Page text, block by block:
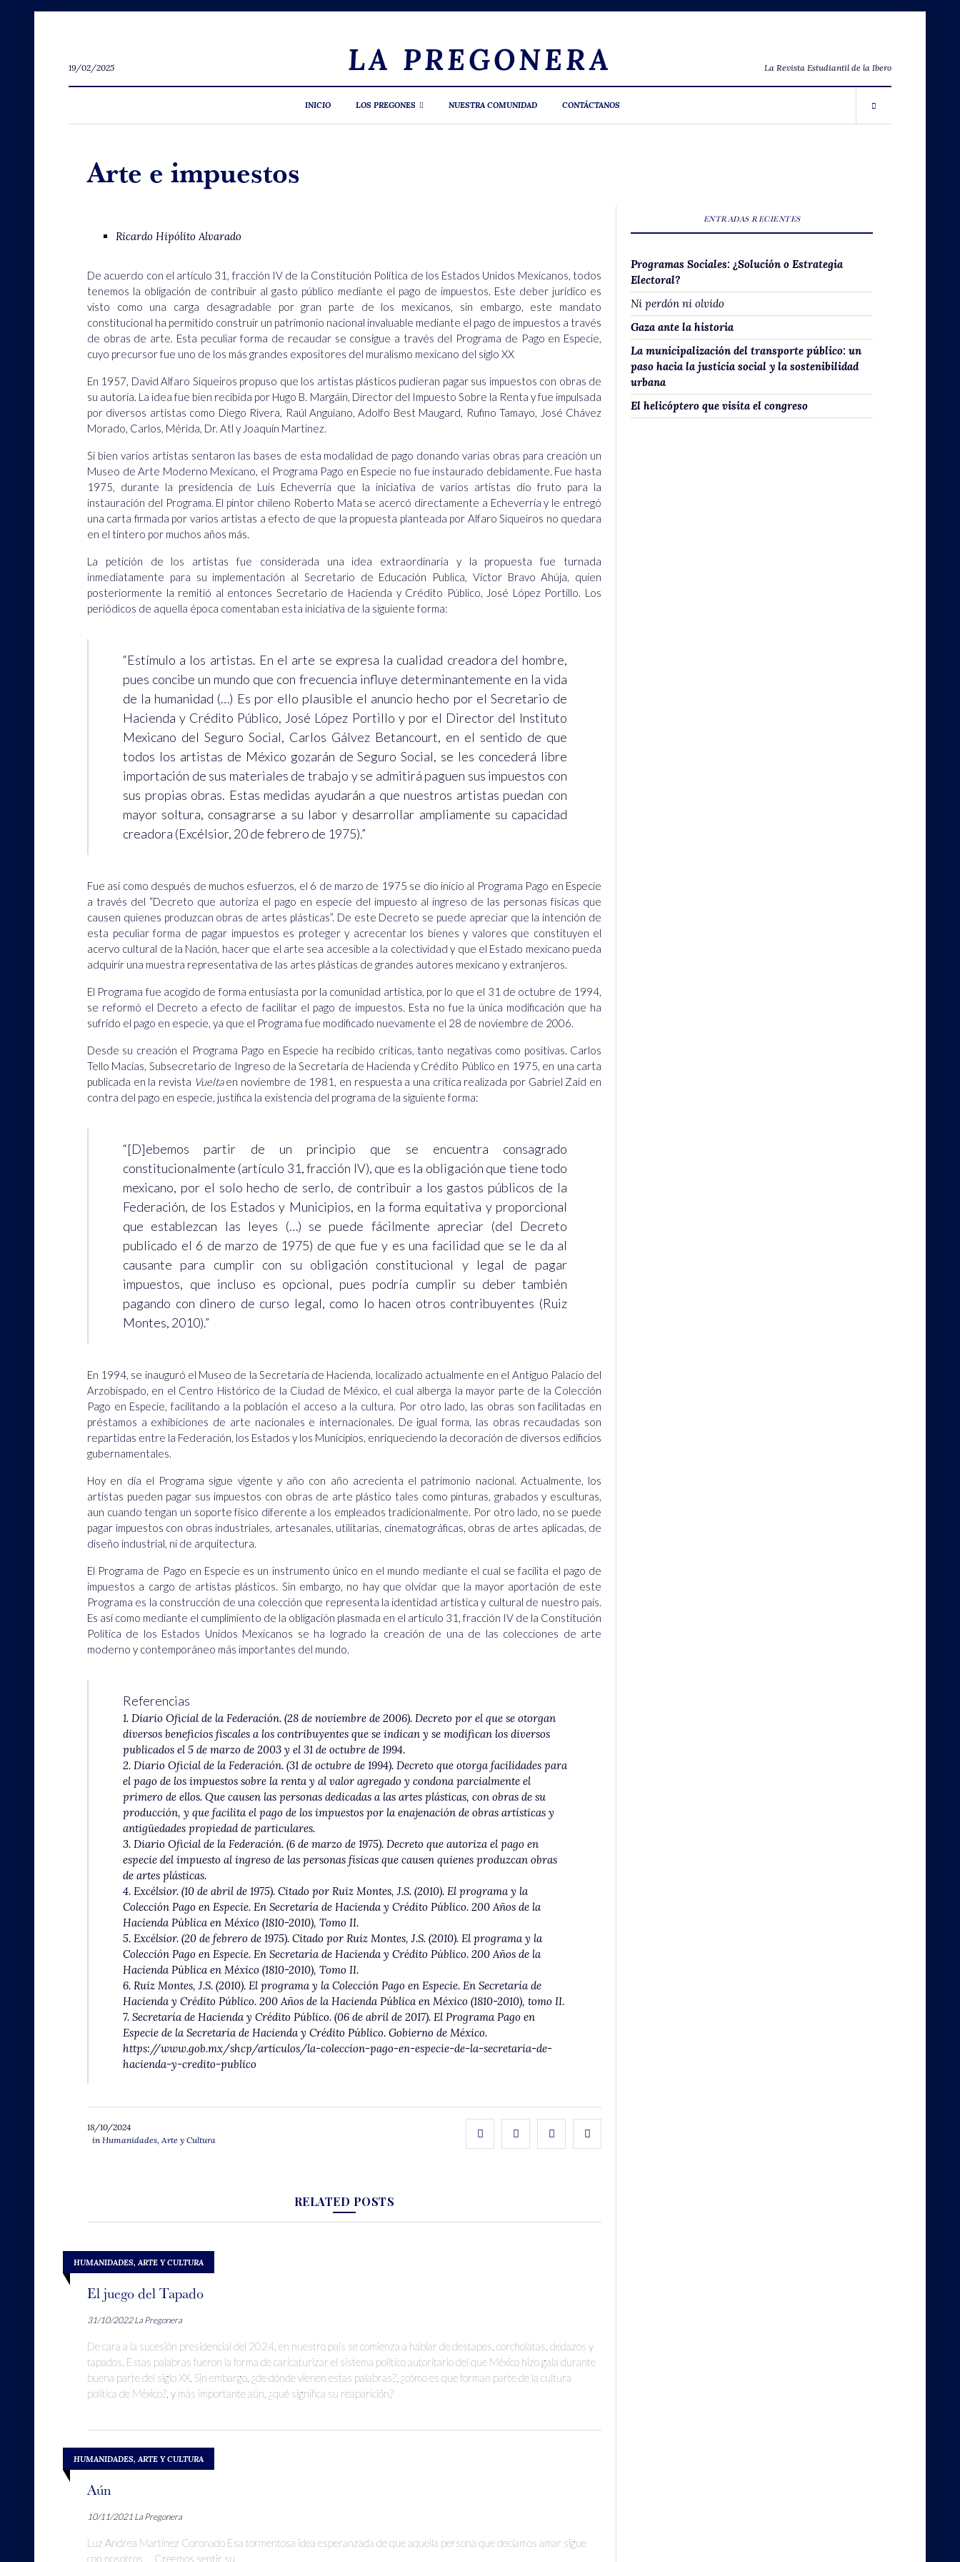
LA PREGONERA
19/02/2025 La Revista Estudiantil de la Ibero
INICIO LOS PREGONES NUESTRA COMUNIDAD CONTÁCTANOS
Arte e impuestos
Ricardo Hipólito Alvarado
De acuerdo con el artículo 31, fracción IV de la Constitución Política de los Estados Unidos Mexicanos, todos
tenemos la obligación de contribuir al gasto público mediante el pago de impuestos. Este deber jurídico es
visto como una carga desagradable por gran parte de los mexicanos, sin embargo, este mandato
constitucional ha permitido construir un patrimonio nacional invaluable mediante el pago de impuestos a través
de obras de arte. Esta peculiar forma de recaudar se consigue a través del Programa de Pago en Especie,
cuyo precursor fue uno de los más grandes expositores del muralismo mexicano del siglo XX
En 1957, David Alfaro Siqueiros propuso que los artistas plásticos pudieran pagar sus impuestos con obras de
su autoría. La idea fue bien recibida por Hugo B. Margáin, Director del Impuesto Sobre la Renta y fue impulsada
por diversos artistas como Diego Rivera, Raúl Anguiano, Adolfo Best Maugard, Rufino Tamayo, José Chávez
Morado, Carlos, Mérida, Dr. Atl y Joaquín Martinez.
Si bien varios artistas sentaron las bases de esta modalidad de pago donando varias obras para creación un
Museo de Arte Moderno Mexicano, el Programa Pago en Especie no fue instaurado debidamente. Fue hasta
1975, durante la presidencia de Luis Echeverría que la iniciativa de varios artistas dio fruto para la
instauración del Programa. El pintor chileno Roberto Mata se acercó directamente a Echeverría y le entregó
una carta firmada por varios artistas a efecto de que la propuesta planteada por Alfaro Siqueiros no quedara
en el tintero por muchos años más.
La petición de los artistas fue considerada una idea extraordinaria y la propuesta fue turnada
inmediatamente para su implementación al Secretario de Educación Publica, Víctor Bravo Ahúja, quien
posteriormente la remitió al entonces Secretario de Hacienda y Crédito Público, José López Portillo. Los
periódicos de aquella época comentaban esta iniciativa de la siguiente forma:
“Estímulo a los artistas. En el arte se expresa la cualidad creadora del hombre,
pues concibe un mundo que con frecuencia influye determinantemente en la vida
de la humanidad (…) Es por ello plausible el anuncio hecho por el Secretario de
Hacienda y Crédito Público, José López Portillo y por el Director del Instituto
Mexicano del Seguro Social, Carlos Gálvez Betancourt, en el sentido de que
todos los artistas de México gozarán de Seguro Social, se les concederá libre
importación de sus materiales de trabajo y se admitirá paguen sus impuestos con
sus propias obras. Estas medidas ayudarán a que nuestros artistas puedan con
mayor soltura, consagrarse a su labor y desarrollar ampliamente su capacidad
creadora (Excélsior, 20 de febrero de 1975).”
Fue así como después de muchos esfuerzos, el 6 de marzo de 1975 se dio inicio al Programa Pago en Especie
a través del “Decreto que autoriza el pago en especie del impuesto al ingreso de las personas físicas que
causen quienes produzcan obras de artes plásticas”. De este Decreto se puede apreciar que la intención de
esta peculiar forma de pagar impuestos es proteger y acrecentar los bienes y valores que constituyen el
acervo cultural de la Nación, hacer que el arte sea accesible a la colectividad y que el Estado mexicano pueda
adquirir una muestra representativa de las artes plásticas de grandes autores mexicano y extranjeros.
El Programa fue acogido de forma entusiasta por la comunidad artística, por lo que el 31 de octubre de 1994,
se reformó el Decreto a efecto de facilitar el pago de impuestos. Esta no fue la única modificación que ha
sufrido el pago en especie, ya que el Programa fue modificado nuevamente el 28 de noviembre de 2006.
Desde su creación el Programa Pago en Especie ha recibido críticas, tanto negativas como positivas. Carlos
Tello Macías, Subsecretario de Ingreso de la Secretaría de Hacienda y Crédito Público en 1975, en una carta
publicada en la revista Vueltaen noviembre de 1981, en respuesta a una crítica realizada por Gabriel Zaid en
contra del pago en especie, justifica la existencia del programa de la siguiente forma:
“[D]ebemos partir de un principio que se encuentra consagrado
constitucionalmente (artículo 31, fracción IV), que es la obligación que tiene todo
mexicano, por el solo hecho de serlo, de contribuir a los gastos públicos de la
Federación, de los Estados y Municipios, en la forma equitativa y proporcional
que establezcan las leyes (…) se puede fácilmente apreciar (del Decreto
publicado el 6 de marzo de 1975) de que fue y es una facilidad que se le da al
causante para cumplir con su obligación constitucional y legal de pagar
impuestos, que incluso es opcional, pues podría cumplir su deber también
pagando con dinero de curso legal, como lo hacen otros contribuyentes (Ruiz
Montes, 2010).”
En 1994, se inauguró el Museo de la Secretaría de Hacienda, localizado actualmente en el Antiguo Palacio del
Arzobispado, en el Centro Histórico de la Ciudad de México, el cual alberga la mayor parte de la Colección
Pago en Especie, facilitando a la población el acceso a la cultura. Por otro lado, las obras son facilitadas en
préstamos a exhibiciones de arte nacionales e internacionales. De igual forma, las obras recaudadas son
repartidas entre la Federación, los Estados y los Municipios, enriqueciendo la decoración de diversos edificios
gubernamentales.
Hoy en día el Programa sigue vigente y año con año acrecienta el patrimonio nacional. Actualmente, los
artistas pueden pagar sus impuestos con obras de arte plástico tales como pinturas, grabados y esculturas,
aun cuando tengan un soporte físico diferente a los empleados tradicionalmente. Por otro lado, no se puede
pagar impuestos con obras industriales, artesanales, utilitarias, cinematográficas, obras de artes aplicadas, de
diseño industrial, ni de arquitectura.
El Programa de Pago en Especie es un instrumento único en el mundo mediante el cual se facilita el pago de
impuestos a cargo de artistas plásticos. Sin embargo, no hay que olvidar que la mayor aportación de este
Programa es la construcción de una colección que representa la identidad artística y cultural de nuestro país.
Es así como mediante el cumplimiento de la obligación plasmada en el artículo 31, fracción IV de la Constitución
Política de los Estados Unidos Mexicanos se ha logrado la creación de una de las colecciones de arte
moderno y contemporáneo más importantes del mundo.
Referencias
1. Diario Oficial de la Federación. (28 de noviembre de 2006). Decreto por el que se otorgan
diversos beneficios fiscales a los contribuyentes que se indican y se modifican los diversos
publicados el 5 de marzo de 2003 y el 31 de octubre de 1994.
2. Diario Oficial de la Federación. (31 de octubre de 1994). Decreto que otorga facilidades para
el pago de los impuestos sobre la renta y al valor agregado y condona parcialmente el
primero de ellos. Que causen las personas dedicadas a las artes plásticas, con obras de su
producción, y que facilita el pago de los impuestos por la enajenación de obras artísticas y
antigüedades propiedad de particulares.
3. Diario Oficial de la Federación. (6 de marzo de 1975). Decreto que autoriza el pago en
especie del impuesto al ingreso de las personas físicas que causen quienes produzcan obras
de artes plásticas.
4. Excélsior. (10 de abril de 1975). Citado por Ruiz Montes, J.S. (2010). El programa y la
Colección Pago en Especie. En Secretaría de Hacienda y Crédito Público. 200 Años de la
Hacienda Pública en México (1810-2010), Tomo II.
5. Excélsior. (20 de febrero de 1975). Citado por Ruiz Montes, J.S. (2010). El programa y la
Colección Pago en Especie. En Secretaría de Hacienda y Crédito Público. 200 Años de la
Hacienda Pública en México (1810-2010), Tomo II.
6. Ruiz Montes, J.S. (2010). El programa y la Colección Pago en Especie. En Secretaría de
Hacienda y Crédito Público. 200 Años de la Hacienda Pública en México (1810-2010), tomo II.
7. Secretaría de Hacienda y Crédito Público. (06 de abril de 2017). El Programa Pago en
Especie de la Secretaría de Hacienda y Crédito Público. Gobierno de México.
https://www.gob.mx/shcp/articulos/la-coleccion-pago-en-especie-de-la-secretaria-de-
hacienda-y-credito-publico
18/10/2024
in Humanidades, Arte y Cultura
RELATED POSTS
HUMANIDADES, ARTE Y CULTURA
El juego del Tapado
31/10/2022 La Pregonera
De cara a la sucesión presidencial del 2024, en nuestro país se comienza a hablar de destapes, corcholatas, dedazos y
tapados. Estas palabras fueron la forma de caricaturizar el sistema político autoritario del que México hizo gala durante
buena parte del siglo XX. Sin embargo, ¿de dónde vienen estas palabras?, ¿cómo es que forman parte de la cultura
política de México?, y más importante aún, ¿qué significa su reaparición?
HUMANIDADES, ARTE Y CULTURA
Aún
10/11/2021 La Pregonera
Luz Andrea Martínez Coronado Esa tormentosa idea esperanzada de que aquella persona que decíamos amar sigue
con nosotros…. Creemos sentir su...
ENTRADAS RECIENTES
Programas Sociales: ¿Solución o Estrategia
Electoral?
Ni perdón ni olvido
Gaza ante la historia
La municipalización del transporte público: un
paso hacia la justicia social y la sostenibilidad
urbana
El helicóptero que visita el congreso